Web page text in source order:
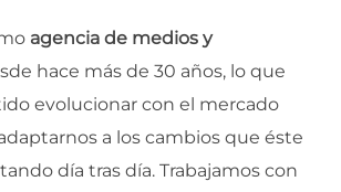
agencia de medios y
hace más de 30 años, lo que
evolucionar con el mercado
a los cambios que éste
día tras día. Trabajamos con